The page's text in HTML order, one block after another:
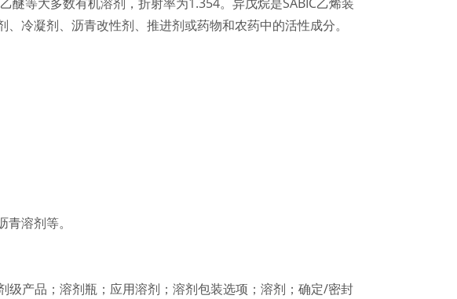
冷凝剂、沥青改性剂、推进剂或药物和农药中的活性成分。
溶剂等。
产品；溶剂瓶；应用溶剂；溶剂包装选项；溶剂；确定/密封